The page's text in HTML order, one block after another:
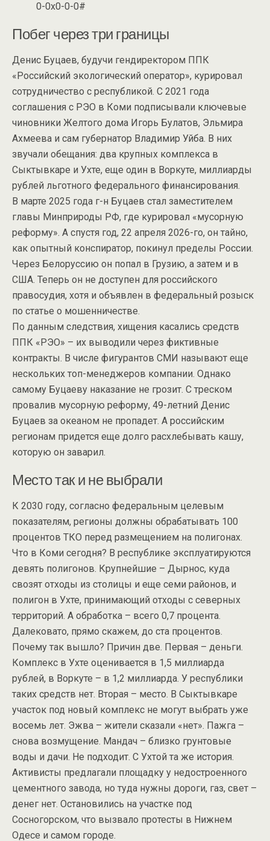
0-0x0-0-0#
Побег через три границы
Денис Буцаев, будучи гендиректором ППК
«Российский экологический оператор», курировал
сотрудничество с республикой. С 2021 года
соглашения с РЭО в Коми подписывали ключевые
чиновники Желтого дома Игорь Булатов, Эльмира
Ахмеева и сам губернатор Владимир Уйба. В них
звучали обещания: два крупных комплекса в
Сыктывкаре и Ухте, еще один в Воркуте, миллиарды
рублей льготного федерального финансирования.
В марте 2025 года г-н Буцаев стал заместителем
главы Минприроды РФ, где курировал «мусорную
реформу». А спустя год, 22 апреля 2026-го, он тайно,
как опытный конспиратор, покинул пределы России.
Через Белоруссию он попал в Грузию, а затем и в
США. Теперь он не доступен для российского
правосудия, хотя и объявлен в федеральный розыск
по статье о мошенничестве.
По данным следствия, хищения касались средств
ППК «РЭО» – их выводили через фиктивные
контракты. В числе фигурантов СМИ называют еще
нескольких топ-менеджеров компании. Однако
самому Буцаеву наказание не грозит. С треском
провалив мусорную реформу, 49-летний Денис
Буцаев за океаном не пропадет. А российским
регионам придется еще долго расхлебывать кашу,
которую он заварил.
Место так и не выбрали
К 2030 году, согласно федеральным целевым
показателям, регионы должны обрабатывать 100
процентов ТКО перед размещением на полигонах.
Что в Коми сегодня? В республике эксплуатируются
девять полигонов. Крупнейшие – Дырнос, куда
свозят отходы из столицы и еще семи районов, и
полигон в Ухте, принимающий отходы с северных
территорий. А обработка – всего 0,7 процента.
Далековато, прямо скажем, до ста процентов.
Почему так вышло? Причин две. Первая – деньги.
Комплекс в Ухте оценивается в 1,5 миллиарда
рублей, в Воркуте – в 1,2 миллиарда. У республики
таких средств нет. Вторая – место. В Сыктывкаре
участок под новый комплекс не могут выбрать уже
восемь лет. Эжва – жители сказали «нет». Пажга –
снова возмущение. Мандач – близко грунтовые
воды и дачи. Не подходит. С Ухтой та же история.
Активисты предлагали площадку у недостроенного
цементного завода, но туда нужны дороги, газ, свет –
денег нет. Остановились на участке под
Сосногорском, что вызвало протесты в Нижнем
Одесе и самом городе.